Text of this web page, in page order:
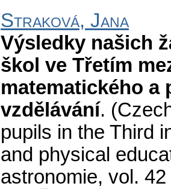
Straková, Jana
Výsledky našich
škol ve Třetím
matematického a
vzdělávání.
pupils in the Third
and physical
astronomie, vol.